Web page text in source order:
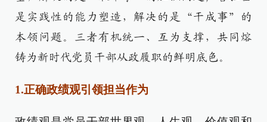
是实践性的能力塑造，解决的是“干成事”的
本领问题。三者有机统一、互为支撑，共同熔
铸为新时代党员干部从政履职的鲜明底色。
1.正确政绩观引领担当作为